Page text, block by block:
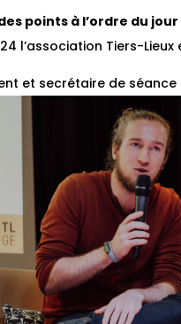
points à l’ordre du
l’association Tiers-
et secrétaire de séance